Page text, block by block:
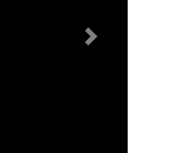
Next